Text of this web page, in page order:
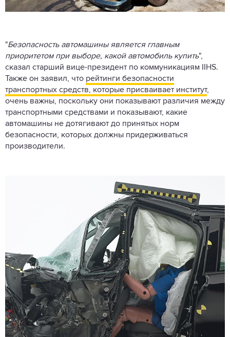
"Безопасность автомашины является главным
приоритетом при выборе, какой автомобиль купить",
сказал старший вице-президент по коммуникациям IIHS.
Также он заявил, что рейтинги безопасности
транспортных средств, которые присваивает институт,
очень важны, поскольку они показывают различия между
транспортными средствами и показывают, какие
автомашины не дотягивают до принятых норм
безопасности, которых должны придерживаться
производители.